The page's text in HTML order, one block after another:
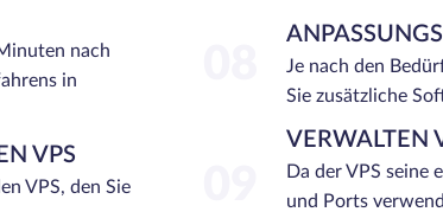
nach
in
Je nach den
Sie zusätzliche
VPS
VPS, den Sie
VERWALTEN
Da der VPS seine
und Ports